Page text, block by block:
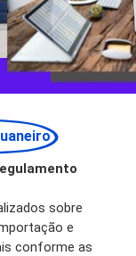
sobre
e
conforme as